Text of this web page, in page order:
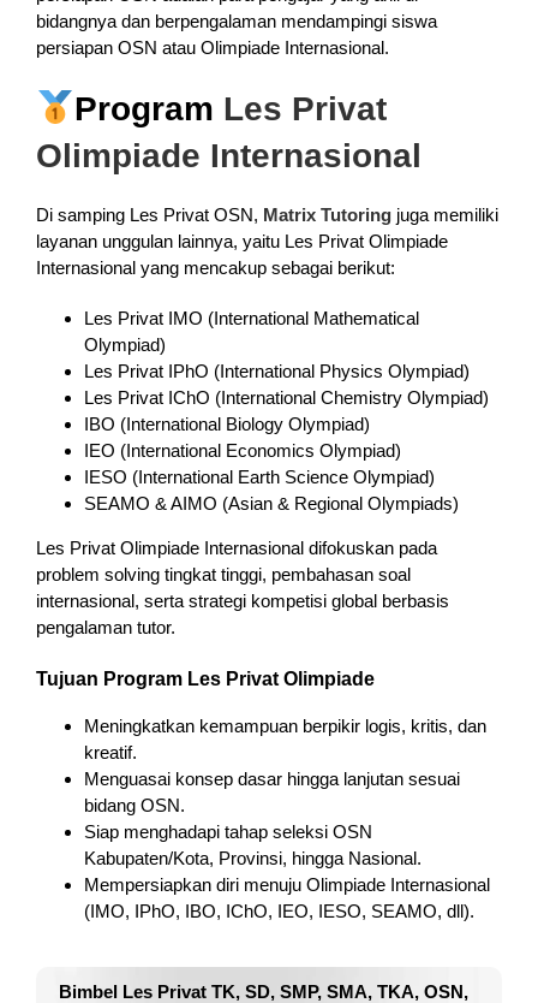
bidangnya dan berpengalaman mendampingi siswa
persiapan OSN atau Olimpiade Internasional.
Program Les Privat
Olimpiade Internasional
Di samping Les Privat OSN, Matrix Tutoring juga memiliki
layanan unggulan lainnya, yaitu Les Privat Olimpiade
Internasional yang mencakup sebagai berikut:
Les Privat IMO (International Mathematical
Olympiad)
Les Privat IPhO (International Physics Olympiad)
Les Privat IChO (International Chemistry Olympiad)
IBO (International Biology Olympiad)
IEO (International Economics Olympiad)
IESO (International Earth Science Olympiad)
SEAMO & AIMO (Asian & Regional Olympiads)
Les Privat Olimpiade Internasional difokuskan pada
problem solving tingkat tinggi, pembahasan soal
internasional, serta strategi kompetisi global berbasis
pengalaman tutor.
Tujuan Program Les Privat Olimpiade
Meningkatkan kemampuan berpikir logis, kritis, dan
kreatif.
Menguasai konsep dasar hingga lanjutan sesuai
bidang OSN.
Siap menghadapi tahap seleksi OSN
Kabupaten/Kota, Provinsi, hingga Nasional.
Mempersiapkan diri menuju Olimpiade Internasional
(IMO, IPhO, IBO, IChO, IEO, IESO, SEAMO, dll).
Bimbel Les Privat TK, SD, SMP, SMA, TKA, OSN,